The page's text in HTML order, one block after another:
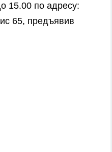
15.00 по адресу:
65, предъявив